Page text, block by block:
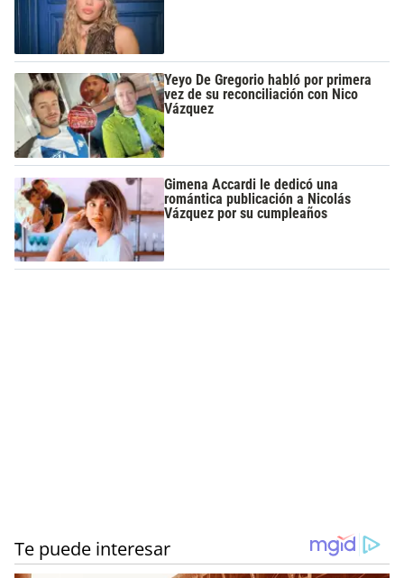
Yeyo De Gregorio habló por primera
vez de su reconciliación con Nico
Vázquez
Gimena Accardi le dedicó una
romántica publicación a Nicolás
Vázquez por su cumpleaños